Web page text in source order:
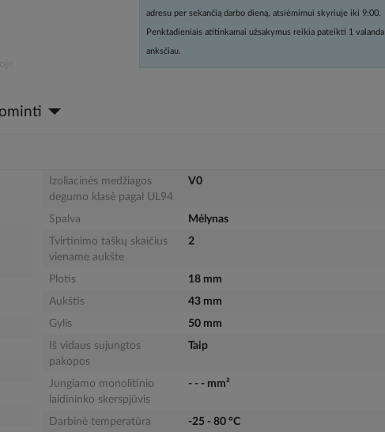
adresu per sekančią darbo dieną, atsiėmimui skyriuje iki 9:00.
Penktadieniais atitinkamai užsakymus reikia pateikti 1 valanda
anksčiau.
Izoliacinės medžiagos
degumo klasė pagal UL94
V0
Spalva
Mėlynas
Tvirtinimo taškų skaičius
viename aukšte
2
Plotis
18 mm
Aukštis
43 mm
Gylis
50 mm
Iš vidaus sujungtos
pakopos
Taip
Jungiamo monolitinio
laidininko skerspjūvis
- - - mm²
Darbinė temperatūra -25 - 80 °C